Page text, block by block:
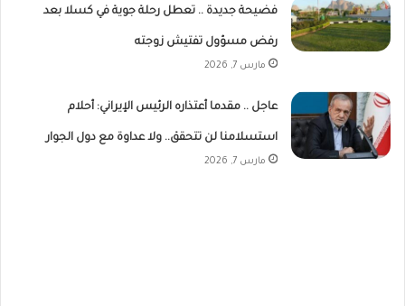
فضيحة جديدة .. تعطل رحلة جوية في كسلا بعد
رفض مسؤول تفتيش زوجته
مارس 7, 2026
عاجل .. مقدما أعتذاره الرئيس الإيراني: أحلام
استسلامنا لن تتحقق.. ولا عداوة مع دول الجوار
مارس 7, 2026